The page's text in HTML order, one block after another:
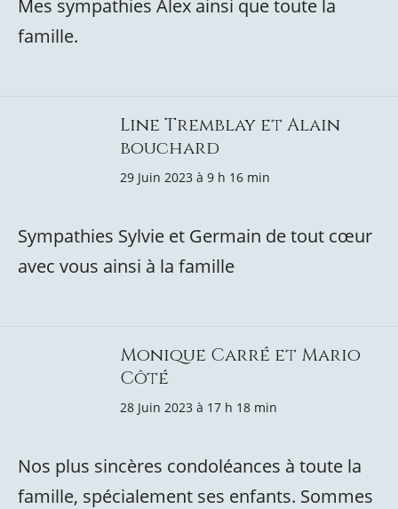
Mes sympathies Alex ainsi que toute la
famille.
Line Tremblay et Alain
bouchard
29 Juin 2023 à 9 h 16 min
Sympathies Sylvie et Germain de tout cœur
avec vous ainsi à la famille
Monique Carré et Mario
Côté
28 Juin 2023 à 17 h 18 min
Nos plus sincères condoléances à toute la
famille, spécialement ses enfants. Sommes